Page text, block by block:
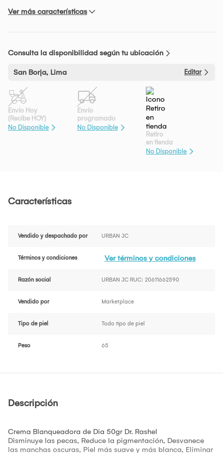
Ver más características
Consulta la disponibilidad según tu ubicación
San Borja, Lima Editar
Envío Hoy
(Recibe HOY)
No Disponible
Envío
programado
No Disponible
Retiro
en tienda
No Disponible
Características
Vendido y despachado por URBAN JC
Términos y condiciones Ver términos y condiciones
Razón social URBAN JC RUC: 20611662590
Vendido por Marketplace
Tipo de piel Todo tipo de piel
Peso 65
Descripción
Crema Blanqueadora de Dia 50gr Dr. Rashel
Disminuye las pecas, Reduce la pigmentación, Desvanece
las manchas oscuras, Piel más suave y más blanca, Eliminar